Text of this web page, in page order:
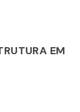
EM